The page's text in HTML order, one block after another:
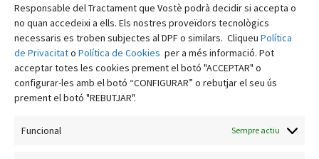
Responsable del Tractament que Vostè podrà decidir si accepta o
no quan accedeixi a ells. Els nostres proveïdors tecnològics
necessaris es troben subjectes al DPF o similars. Cliqueu Política
de Privacitato Política de Cookies per a més informació. Pot
acceptar totes les cookies prement el botó "ACCEPTAR" o
configurar-les amb el botó “CONFIGURAR” o rebutjar el seu ús
prement el botó "REBUTJAR".
Funcional Sempre actiu
abril 2025
març 2025
febrer 2025
gener 2025
novembre 2024